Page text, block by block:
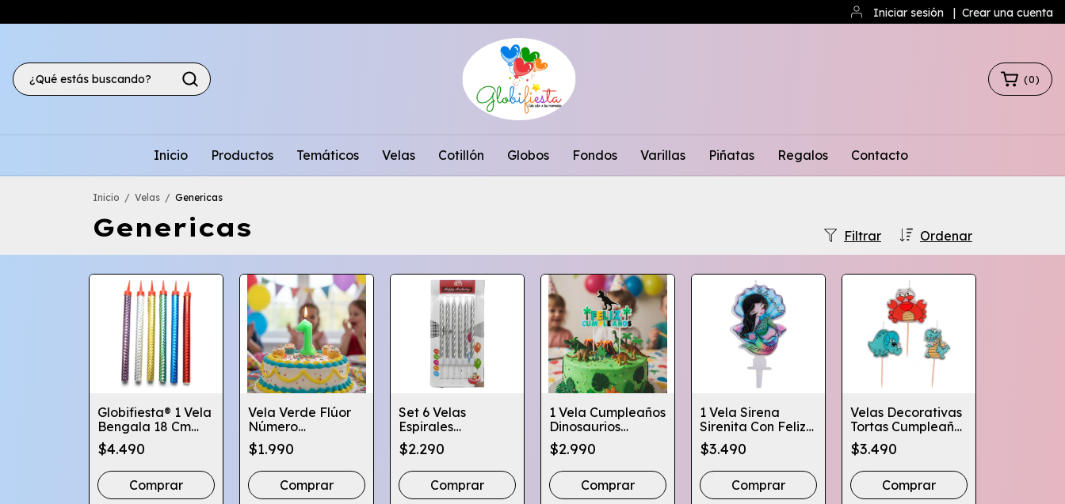
Iniciar sesión | Crear una cuenta
(0)
Inicio Productos Temáticos Velas Cotillón Globos Fondos Varillas Piñatas Regalos Contacto
Inicio / Velas / Genericas
Genericas Ordenar
Filtrar
Globifiesta® 1 Vela
Bengala 18 Cm
Torta Cumpleaños
Colores
$4.490
Comprar
Vela Verde Flúor
Número
Globifiesta
$1.990
Comprar
Set 6 Velas
Espirales
Metalizadas
Colores Globifiesta
$2.290
Comprar
1 Vela Cumpleaños
Dinosaurios
Decoración Torta
Globifiesta
$2.990
Comprar
1 Vela Sirena
Sirenita Con Feliz
Cumpleaños
Decoracion Torta
$3.490
Comprar
Velas Decorativas
Tortas Cumpleaños
Diseños
Dinosaurios
$3.490